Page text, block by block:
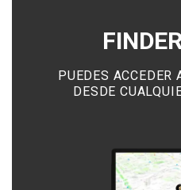
PUEDES ACCEDER
DESDE